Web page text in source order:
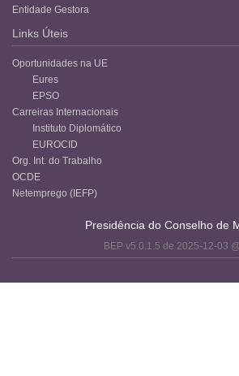
Entidade Gestora
Links Úteis
Oportunidades na UE
Eures
EPSO
Carreiras Internacionais
Instituto Diplomático
EUROCID
Org. Int. do Trabalho
OCDE
Netemprego (IEFP)
Presidência do Conselho de
BEP v5.0.1.5 de 2025-12-03